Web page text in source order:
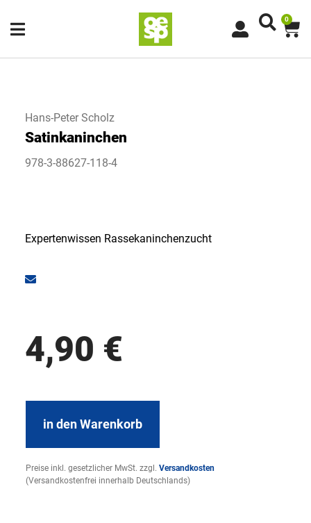
0
Hans-Peter Scholz
Satinkaninchen
978-3-88627-118-4
Expertenwissen Rassekaninchenzucht
4,90 €
in den Warenkorb
Preise inkl. gesetzlicher MwSt. zzgl. Versandkosten
(Versandkostenfrei innerhalb Deutschlands)